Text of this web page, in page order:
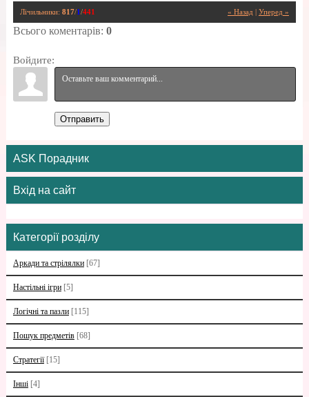
« Назад Уперед »
Лічильники: 817/1 /441
Всього коментарів: 0
Войдите:
Отправить
ASK Порадник
Вхід на сайт
Категорії розділу
Аркади та стрілялки [67]
Настільні ігри [5]
Логічні та пазли [115]
Пошук предметів [68]
Стратегії [15]
Інші [4]